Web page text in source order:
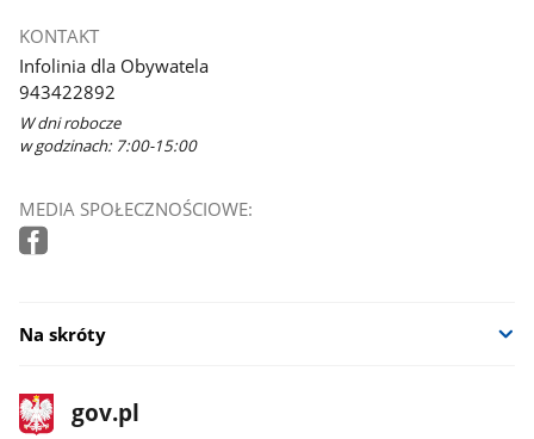
KONTAKT
Infolinia dla Obywatela
943422892
W dni robocze
w godzinach: 7:00-15:00
MEDIA SPOŁECZNOŚCIOWE:
Na skróty
stopka
gov.pl
Strona
gov.pl